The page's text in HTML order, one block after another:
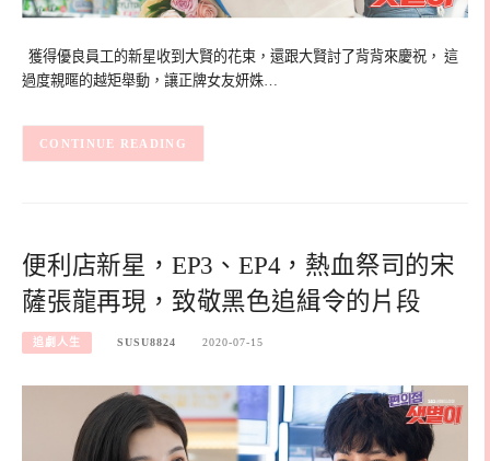
獲得優良員工的新星收到大賢的花束，還跟大賢討了背背來慶祝， 這
過度親暱的越矩舉動，讓正牌女友妍姝…
CONTINUE READING
便利店新星，EP3、EP4，熱血祭司的宋
薩張龍再現，致敬黑色追緝令的片段
追劇人生 SUSU8824 2020-07-15